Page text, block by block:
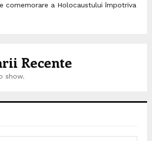
comemorare a Holocaustului împotriva
Recente
show.